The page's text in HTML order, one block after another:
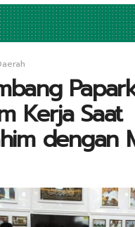
Kerja Saat
dengan